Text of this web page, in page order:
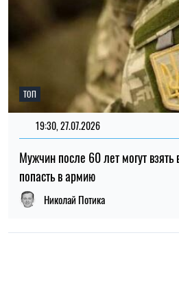
НОВОСТИ О ВОЙНЕ